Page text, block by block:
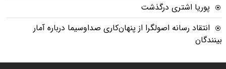
پوریا اشتری درگذشت
انتقاد رسانه اصولگرا از پنهان‌کاری صداوسیما درباره آمار
بینندگان